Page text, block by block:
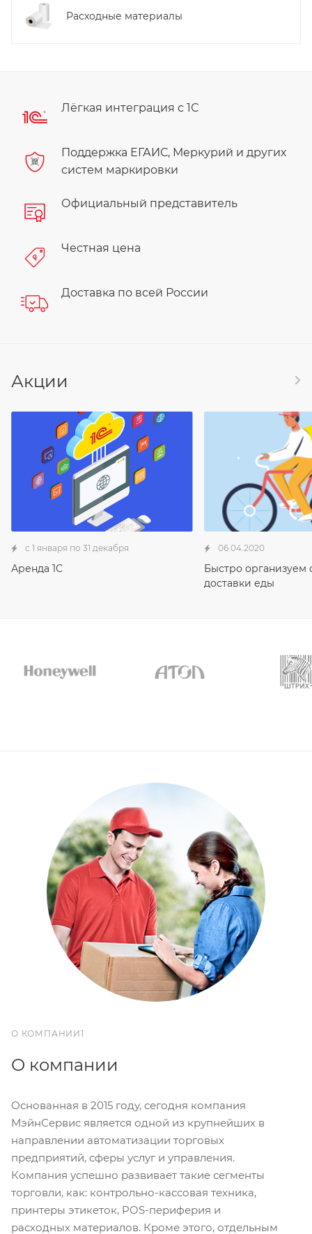
Расходные материалы
Лёгкая интеграция с 1С
Поддержка ЕГАИС, Меркурий и других
систем маркировки
Официальный представитель
Честная цена
Доставка по всей России
Акции
с 1 января по 31 декабря
Аренда 1С
06.04.2020
Быстро организуем
доставки еды
О КОМПАНИИ1
О компании
Основанная в 2015 году, сегодня компания
МэйнСервис является одной из крупнейших в
направлении автоматизации торговых
предприятий, сферы услуг и управления.
Компания успешно развивает такие сегменты
торговли, как: контрольно-кассовая техника,
принтеры этикеток, POS-периферия и
расходных материалов. Кроме этого, отдельным